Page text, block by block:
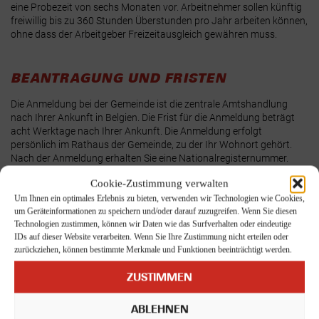
Cookie-Zustimmung verwalten
Um Ihnen ein optimales Erlebnis zu bieten, verwenden wir Technologien wie Cookies,
um Geräteinformationen zu speichern und/oder darauf zuzugreifen. Wenn Sie diesen
Technologien zustimmen, können wir Daten wie das Surfverhalten oder eindeutige
IDs auf dieser Website verarbeiten. Wenn Sie Ihre Zustimmung nicht erteilen oder
zurückziehen, können bestimmte Merkmale und Funktionen beeinträchtigt werden.
ZUSTIMMEN
ABLEHNEN
eine Probezeit von sechs Monaten vor. Arbeitnehmer sollen künftig
freiwillig bis zu 360 Stunden Überstunden pro Jahr arbeiten können,
ohne dass der Arbeitgeber Freizeitausgleich gewähren muss
BEANTRAGUNG UND FRISTEN
Die Anmeldung bei der Gemeinde ist die zentrale Amtshandlung
nach Ihrer Ankunft in Belgien. Die Frist für die Anmeldung beträgt
acht Werktage nach Ihrer Ankunft. Die Anmeldung erfolgt
persönlich im Rathaus der Gemeinde, zu der Ihr Wohnort gehört.
Nach der Anmeldung erhalten Sie eine Nationalregisternummer.
Erforderliche Unterlagen für die Anmeldung:
– gültiger Personalausweis oder Reisepass;
– Nachweis über die Wohnadresse (z. B. Mietvertrag,
Untermietvertrag oder Eigentumsurkunde);
(z. B. Arbeitsvertrag, Kontoauszüge);